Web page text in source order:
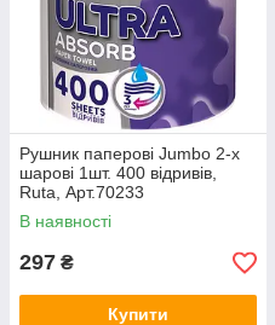
Рушник паперові Jumbo 2-х
шарові 1шт. 400 відривів,
Ruta, Арт.70233
В наявності
297 ₴
Купити